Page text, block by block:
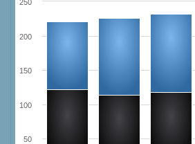
50
100
150
200
250